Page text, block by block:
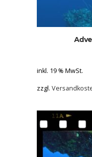
inkl. 19 % MwSt.
zzgl.